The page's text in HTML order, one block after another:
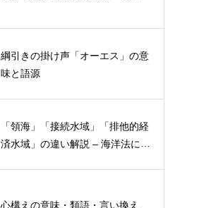
綱引きの掛け声「オーエス」の意
味と語源
「領海」「接続水域」「排他的経
済水域」の違い解説 – 海洋法にお
心構えの意味・類語・言い換え